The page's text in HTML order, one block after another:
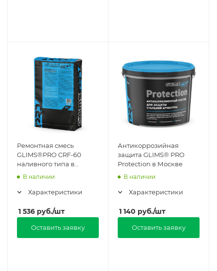
Ремонтная смесь
GLIMS®PRO CRF-60
наливного типа в
Москве
В наличии
Характеристики
1 536 руб./шт
Оставить заявку
Антикоррозийная
защита GLIMS® PRO
Protection в Москве
В наличии
Характеристики
1 140 руб./шт
Оставить заявку